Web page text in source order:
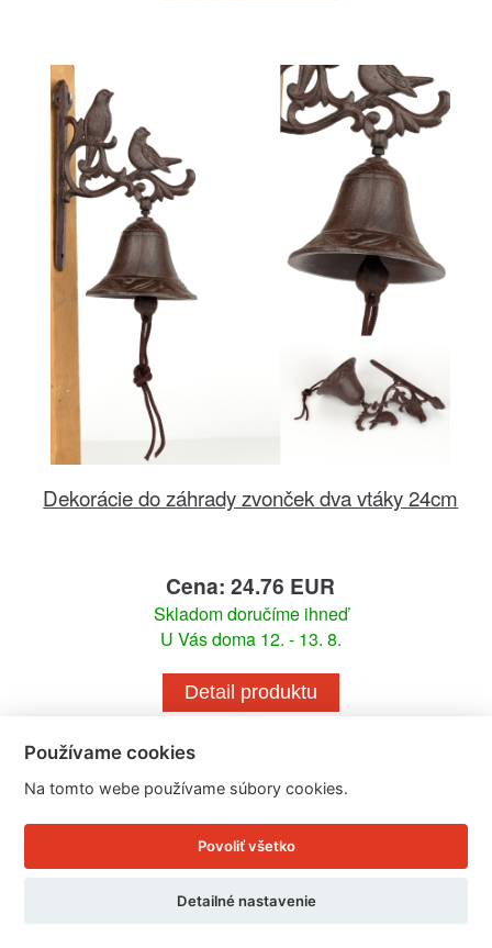
Dekorácie do záhrady zvonček dva vtáky 24cm
Cena: 24.76 EUR
Skladom doručíme ihneď
U Vás doma 12. - 13. 8.
Detail produktu
Používame cookies
Na tomto webe používame súbory cookies.
Povoliť všetko
Detailné nastavenie